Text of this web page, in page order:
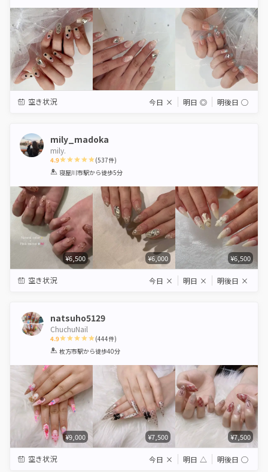
空き状況 今日 × 明日 ◎ 明後日 ◯
mily_madoka
mily.
4.9
1 2 3 4 5
(537件)
寝屋川市駅から徒歩5分
¥6,500 ¥6,000 ¥6,500
空き状況 今日 × 明日 × 明後日 ×
natsuho5129
ChuchuNail
4.9
1 2 3 4 5
(444件)
枚方市駅から徒歩40分
¥9,000 ¥7,500 ¥7,500
空き状況 今日 × 明日 △ 明後日 ◯